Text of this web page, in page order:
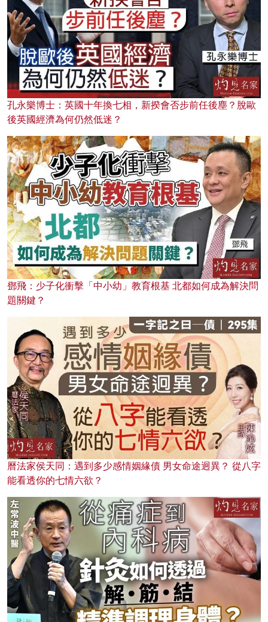
孔永樂博士：英國十年換七相，新揆會否步前任後塵？脫歐
後英國經濟為何仍然低迷？
鄧飛：少子化衝擊「中小幼」教育根基 北都如何成為解決問
題關鍵？
曆法家侯天同：遇到多少感情姻緣債 男女命途迥異？ 從八字
能看透你的七情六欲？